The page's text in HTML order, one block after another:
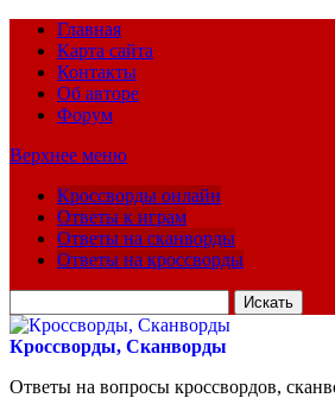
Главная
Карта сайта
Контакты
Об авторе
Форум
Верхнее меню
Кроссворды онлайн
Ответы к играм
Ответы на сканворды
Ответы на кроссворды
для:
Кроссворды, Сканворды
Ответы на вопросы кроссвордов,